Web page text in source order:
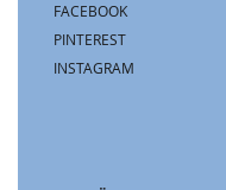
FACEBOOK
PINTEREST
INSTAGRAM